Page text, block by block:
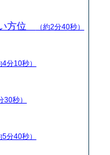
方位 （約2分40秒）
4分10秒）
30秒）
5分40秒）